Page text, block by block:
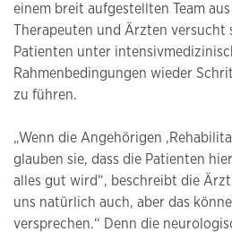
einem breit aufgestellten Team
Therapeuten und Ärzten versucht
Patienten unter
Rahmenbedingungen wieder
zu führen.
„Wenn die Angehörigen
glauben sie, dass die Patienten
alles gut wird“, beschreibt die
uns natürlich auch, aber das
versprechen.“ Denn die